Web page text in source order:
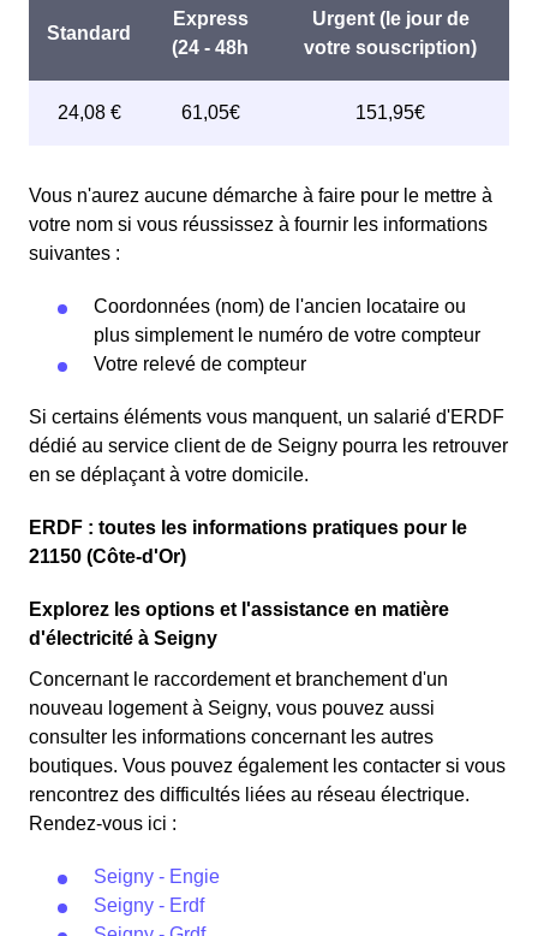
Vous n'aurez aucune démarche à faire pour le mettre à
votre nom si vous réussissez à fournir les informations
suivantes :
Coordonnées (nom) de l'ancien locataire ou
plus simplement le numéro de votre compteur
Votre relevé de compteur
Si certains éléments vous manquent, un salarié d'ERDF
dédié au service client de de Seigny pourra les retrouver
en se déplaçant à votre domicile.
ERDF : toutes les informations pratiques pour le
21150 (Côte-d'Or)
Explorez les options et l'assistance en matière
d'électricité à Seigny
Concernant le raccordement et branchement d'un
nouveau logement à Seigny, vous pouvez aussi
consulter les informations concernant les autres
boutiques. Vous pouvez également les contacter si vous
rencontrez des difficultés liées au réseau électrique.
Rendez-vous ici :
Seigny - Engie
Seigny - Erdf